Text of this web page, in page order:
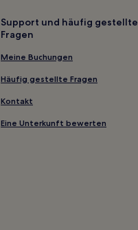
Support und häufig gestellte
Fragen
Meine Buchungen
Häufig gestellte Fragen
Kontakt
Eine Unterkunft bewerten